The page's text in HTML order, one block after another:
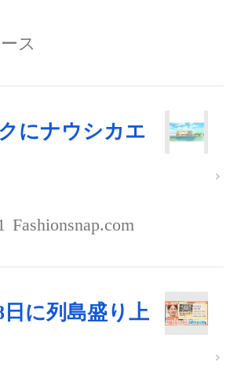
ス
にナウシカエ
Fashionsnap.com
日に列島盛り上